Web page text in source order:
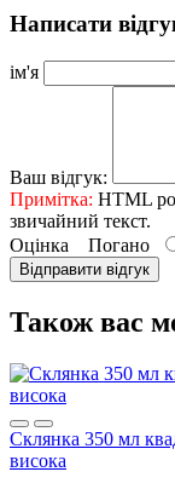
Написати
ім'я
Ваш відгук:
Примітка: HTML
звичайний текст.
Оцінка Погано
Відправити відгук
Також вас
Склянка 350 мл
висока